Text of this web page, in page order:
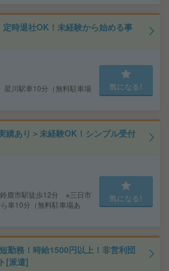
定時退社OK！未経験から始める事
星川駅車10分（無料駐車場
気になる!
績あり＞未経験OK！シンプル受付
鹿市駅徒歩12分 ※三日市
車10分（無料駐車場あ
気になる!
勤務！時給1500円以上！非営利団
[派遣]